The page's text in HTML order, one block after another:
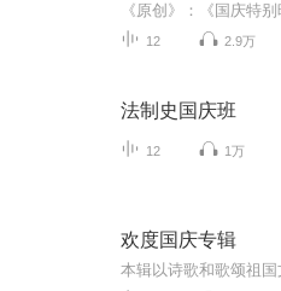
12 2.9万
法制史国庆班
12 1万
欢度国庆专辑